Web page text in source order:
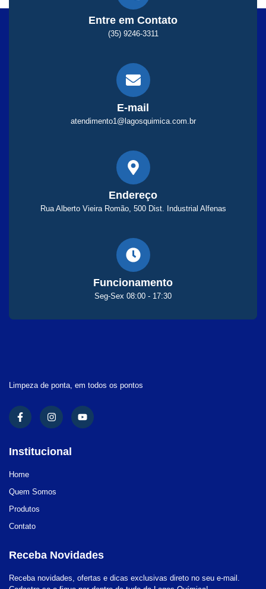
Entre em Contato
(35) 9246-3311
E-mail
atendimento1@lagosquimica.com.br
Endereço
Rua Alberto Vieira Romão, 500 Dist. Industrial Alfenas
Funcionamento
Seg-Sex 08:00 - 17:30
Limpeza de ponta, em todos os pontos
Institucional
Home
Quem Somos
Produtos
Contato
Receba Novidades
Receba novidades, ofertas e dicas exclusivas direto no seu e-mail.